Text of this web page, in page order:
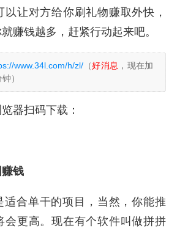
让对方给你刷礼物赚取外快，
赚钱越多，赶紧行动起来吧。
www.34l.com/h/zl/（好消息 ，现在加
）
器扫码下载：
钱
适合单干的项目，当然，你能推
会更高。现在有个软件叫做拼拼